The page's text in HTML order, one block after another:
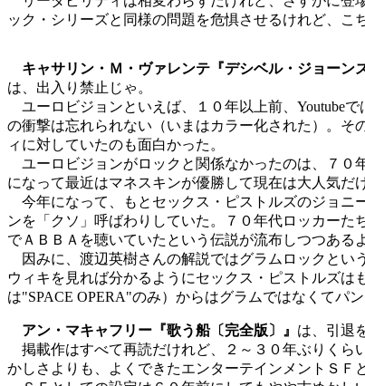
ック・シリーズと同様の問題を危惧させるけれど、こ
キャサリン・Ｍ・ヴァレンテ『デシベル・ジョーン
は、出入り禁止じゃ。
ユーロビジョンといえば、１０年以上前、Youtube
の衝撃は忘れられない（いまはカラー化された）。
ィに対していたのも面白かった。
ユーロビジョンがロックと関係なかったのは、７０
になって最近はマネスキンが優勝して現在は大人気だ
今年になって、もとセックス・ピストルズのジョニ
ンを「クソ」呼ばわりしていた。７０年代ロッカー
でＡＢＢＡを聴いていたという伝説が流布しつつある
因みに、渡辺英樹さんの解説ではグラムロックとい
ウィキを見れば分かるようにセックス・ピストルズ
は"SPACE OPERA"のみ）からはグラムではなくてパ
アン・マキャフリー『歌う船〔完全版〕』 は、引退
掲載作はすべて再読だけれど、２～３０年ぶりくら
かしさよりも、よくできたエンターテインメントＳＦ